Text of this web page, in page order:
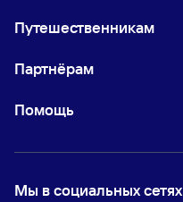
Путешественникам
Партнёрам
Помощь
Мы в социальных сетях